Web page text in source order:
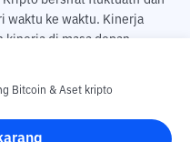
waktu ke waktu. Kinerja
di masa depan.
dari membeli dan
(Bittime) tidak
fluktuasi dari nilai tukar Aset
Bitcoin & Aset kripto